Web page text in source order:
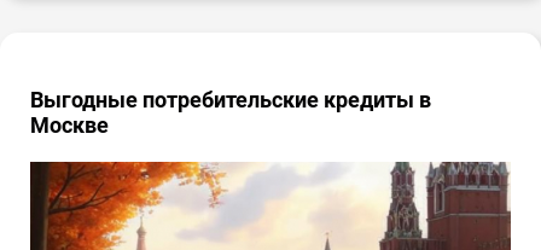
Выгодные потребительские кредиты в
Москве